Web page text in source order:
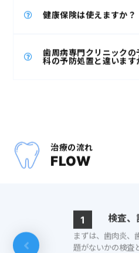
気であることを想定した処
けでなく、検査、悪くなる
健康保険は使えますか？
きる保険です。健康な方の
ようにするための予防処置
歯周病専門クリニック
科の予防処置と違います
治療の流れ
FLOW
1 検査、
まずは、歯肉炎、
題がないかの検査